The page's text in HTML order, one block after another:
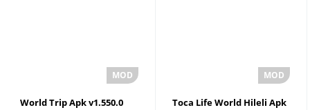
World Trip Apk v1.550.0
Toca Life World Hileli Apk